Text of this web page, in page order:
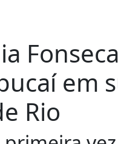
em
Rio